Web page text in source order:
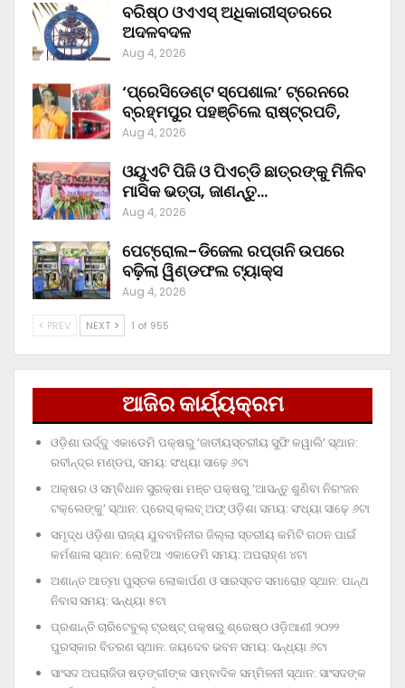
ବରିଷ୍ଠ ଓଏଏସ୍‌ ଅଧିକାରୀସ୍ତରରେ
ଅଦଳବଦଳ
Aug 4, 2026
‘ପ୍ରେସିଡେଣ୍ଟ ସ୍ପେଶାଲ’ ଟ୍ରେନରେ
ବ୍ରହ୍ମପୁର ପହଞ୍ଚିଲେ ରାଷ୍ଟ୍ରପତି,
Aug 4, 2026
ଓୟୁଏଟି ପିଜି ଓ ପିଏଚ୍‌ଡି ଛାତ୍ରଙ୍କୁ ମିଳିବ
ମାସିକ ଭତ୍ତା, ଜାଣନ୍ତୁ…
Aug 4, 2026
ପେଟ୍ରୋଲ-ଡିଜେଲ ରପ୍ତାନି ଉପରେ
ବଢ଼ିଲା ୱିଣ୍ଡଫଲ ଟ୍ୟାକ୍ସ
Aug 4, 2026
PREV NEXT 1 of 955
ଆଜିର କାର୍ଯ୍ୟକ୍ରମ
ଓଡ଼ିଶା ଊର୍ଦ୍ଦୁ ଏକାଡେମି ପକ୍ଷରୁ ‘ଜାତୀୟସ୍ତରୀୟ ସୁଫି କୱାଲି’ ସ୍ଥାନ:
ରବୀନ୍ଦ୍ର ମଣ୍ଡପ, ସମୟ: ସଂଧ୍ୟା ସାଢ଼େ ୬ଟା
ଅକ୍ଷର ଓ ସମ୍ବିଧାନ ସୁରକ୍ଷା ମଞ୍ଚ ପକ୍ଷରୁ ‘ଆସନ୍ତୁ ଶୁଣିବା ନିରଂଜନ
ଟକ୍‌ଲେଙ୍କୁ’ ସ୍ଥାନ: ପ୍ରେସ୍‌ କ୍ଲବ୍‌ ଅଫ୍‌ ଓଡ଼ିଶା ସମୟ: ସଂଧ୍ୟା ସାଢ଼େ ୬ଟା
ସମୃଦ୍ଧ ଓଡ଼ିଶା ରାଜ୍ୟ ଯୁବବାହିନୀର ଜିଲ୍ଲା ସ୍ତରୀୟ କମିଟି ଗଠନ ପାଇଁ
କର୍ମଶାଳା ସ୍ଥାନ: ଲୋହିଆ ଏକାଡେମି ସମୟ: ଅପରାହ୍‌ଣ ୪ଟା
ଅଶାନ୍ତ ଆତ୍ମା ପୁସ୍ତକ ଲୋକାର୍ପଣ ଓ ସାରସ୍ବତ ସମାରୋହ ସ୍ଥାନ: ପାନ୍ଥ
ନିବାସ ସମୟ: ସନ୍ଧ୍ୟା ୫ଟା
ପ୍ରଶାନ୍ତି ଚାରିଟେବୁଲ୍‌ ଟ୍ରଷ୍ଟ୍‌ ପକ୍ଷରୁ ଶ୍ରେଷ୍ଠ ଓଡ଼ିଆଣୀ ୨୦୨୨
ପୁରସ୍କାର ବିତରଣ ସ୍ଥାନ: ଜୟଦେବ ଭବନ ସମୟ: ସନ୍ଧ୍ୟା ୬ଟା
ସାଂସଦ ଅପରାଜିତା ଷଡ଼ଙ୍ଗୀଙ୍କ ସାମ୍ବାଦିକ ସମ୍ମିଳନୀ ସ୍ଥାନ: ସାଂସଦଙ୍କ